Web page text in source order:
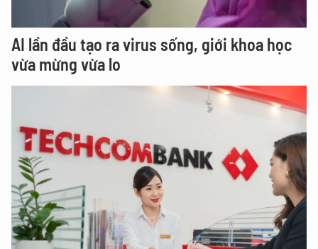
AI lần đầu tạo ra virus sống, giới khoa học
vừa mừng vừa lo